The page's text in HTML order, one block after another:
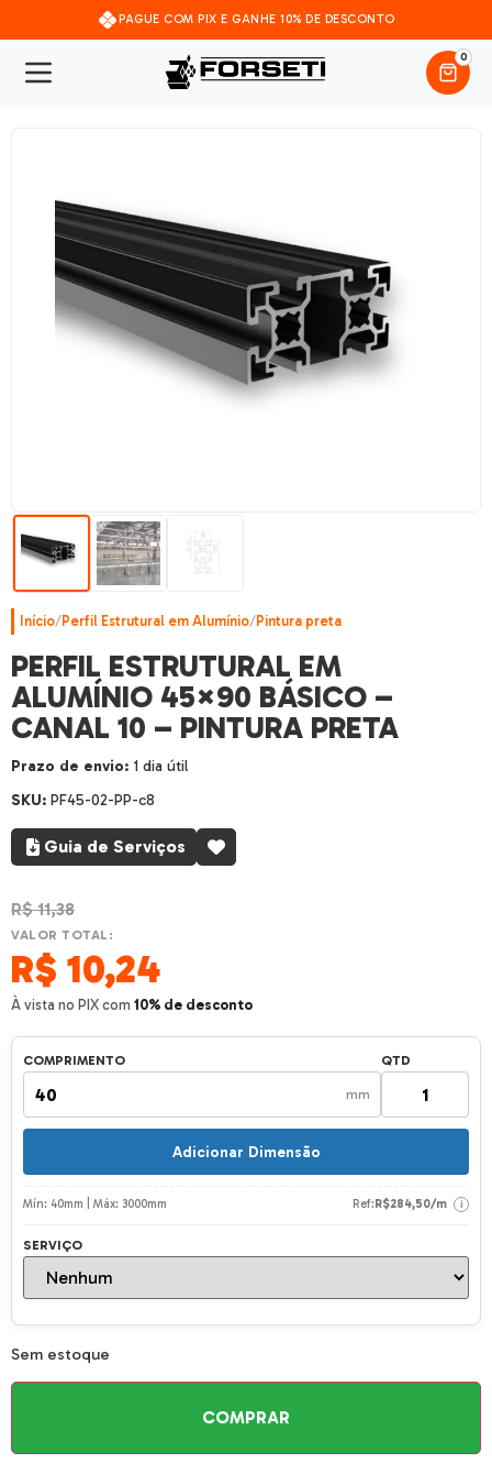
PAGUE COM PIX E GANHE 10% DE DESCONTO
0
Início/Perfil Estrutural em Alumínio/Pintura preta
PERFIL ESTRUTURAL EM
ALUMÍNIO 45×90 BÁSICO –
CANAL 10 – PINTURA PRETA
Prazo de envio: 1 dia útil
SKU: PF45-02-PP-c8
Guia de Serviços
R$11,38
VALOR TOTAL:
R$ 10,24
À vista no PIX com 10% de desconto
COMPRIMENTO
mm
QTD
Adicionar Dimensão
Mín: 40mm | Máx: 3000mm Ref:R$284,50/m i
SERVIÇO
Sem estoque
COMPRAR